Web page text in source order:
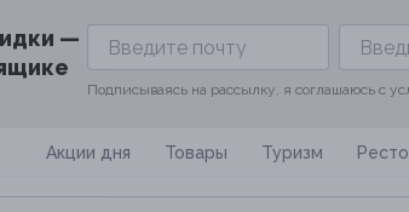
—
Подписываясь на рассылку, я соглашаюсь с
Акции дня Товары Туризм